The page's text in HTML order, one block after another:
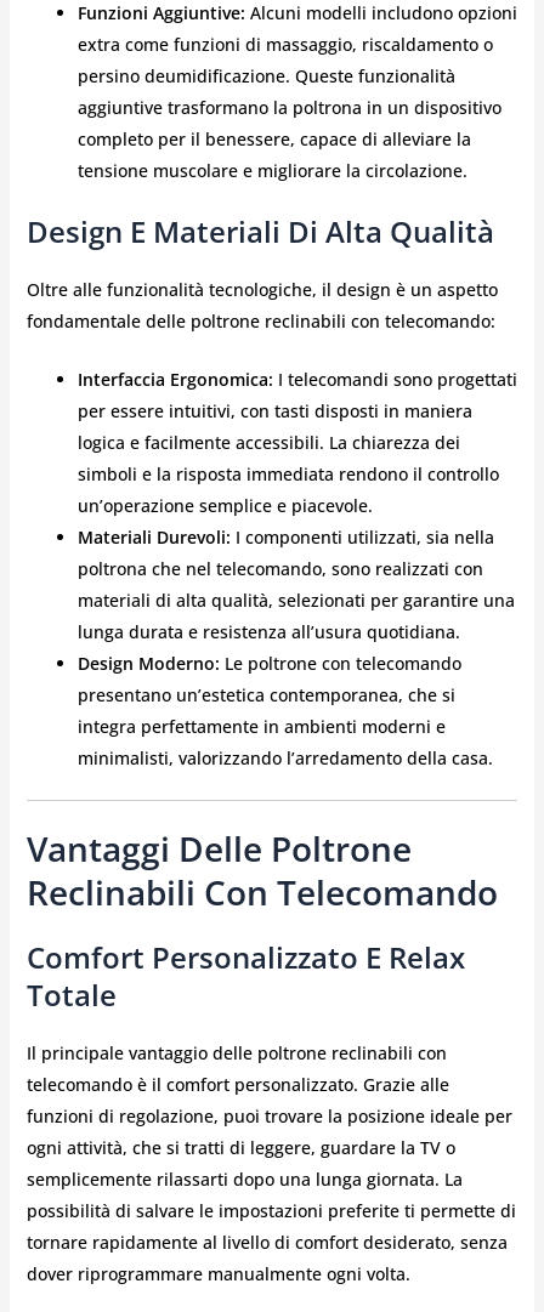
Funzioni Aggiuntive: Alcuni modelli includono opzioni
extra come funzioni di massaggio, riscaldamento o
persino deumidificazione. Queste funzionalità
aggiuntive trasformano la poltrona in un dispositivo
completo per il benessere, capace di alleviare la
tensione muscolare e migliorare la circolazione.
Design E Materiali Di Alta Qualità
Oltre alle funzionalità tecnologiche, il design è un aspetto
fondamentale delle poltrone reclinabili con telecomando:
Interfaccia Ergonomica: I telecomandi sono progettati
per essere intuitivi, con tasti disposti in maniera
logica e facilmente accessibili. La chiarezza dei
simboli e la risposta immediata rendono il controllo
un’operazione semplice e piacevole.
Materiali Durevoli: I componenti utilizzati, sia nella
poltrona che nel telecomando, sono realizzati con
materiali di alta qualità, selezionati per garantire una
lunga durata e resistenza all’usura quotidiana.
Design Moderno: Le poltrone con telecomando
presentano un’estetica contemporanea, che si
integra perfettamente in ambienti moderni e
minimalisti, valorizzando l’arredamento della casa.
Vantaggi Delle Poltrone
Reclinabili Con Telecomando
Comfort Personalizzato E Relax
Totale
Il principale vantaggio delle poltrone reclinabili con
telecomando è il comfort personalizzato. Grazie alle
funzioni di regolazione, puoi trovare la posizione ideale per
ogni attività, che si tratti di leggere, guardare la TV o
semplicemente rilassarti dopo una lunga giornata. La
possibilità di salvare le impostazioni preferite ti permette di
tornare rapidamente al livello di comfort desiderato, senza
dover riprogrammare manualmente ogni volta.